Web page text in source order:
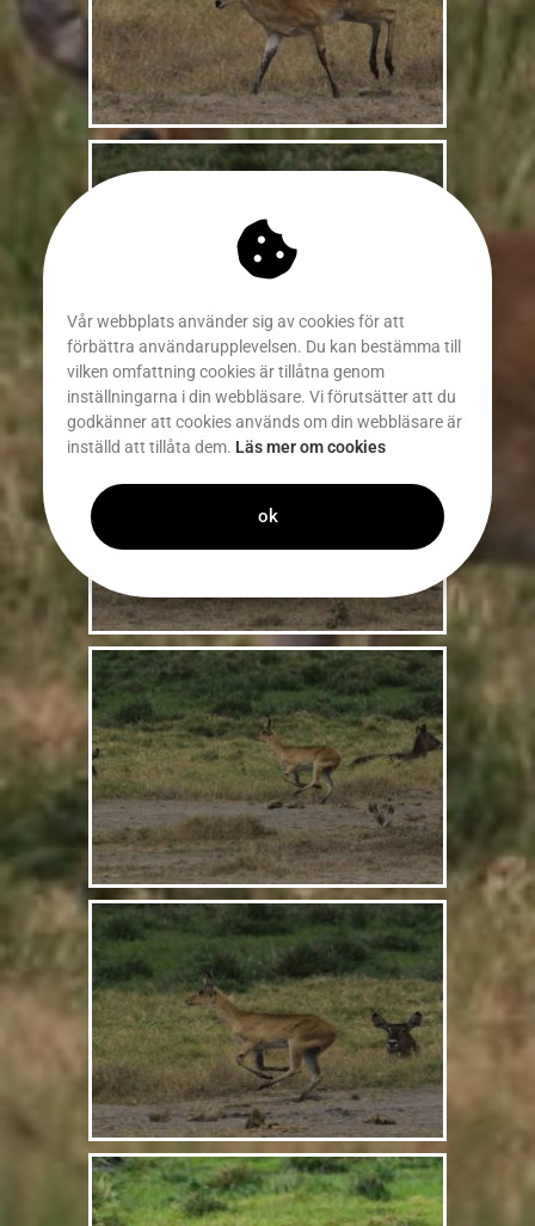
Vår webbplats använder sig av cookies för att
förbättra användarupplevelsen. Du kan bestämma till
vilken omfattning cookies är tillåtna genom
inställningarna i din webbläsare. Vi förutsätter att du
godkänner att cookies används om din webbläsare är
inställd att tillåta dem. Läs mer om cookies
ok